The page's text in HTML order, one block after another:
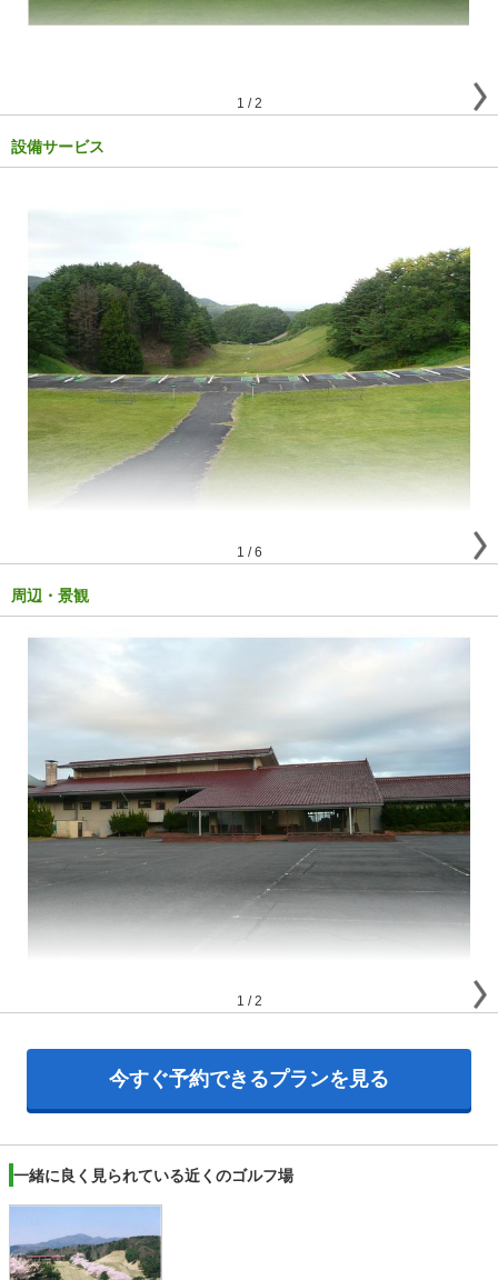
1 /2
設備サービス
1 /6
周辺・景観
1 /2
今すぐ予約できるプランを見る
一緒に良く見られている近くのゴルフ場